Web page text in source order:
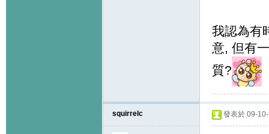
我認為有
意, 但有
質?
squirrelc 發表於 09-